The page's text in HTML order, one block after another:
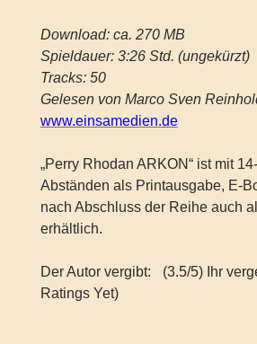
Download: ca. 270 MB
Spieldauer: 3:26 Std. (ungekürzt)
Tracks: 50
Gelesen von Marco Sven
www.einsamedien.de
„Perry Rhodan ARKON“ ist mit
Abständen als Printausgabe, E-
nach Abschluss der Reihe auch
erhältlich.
Der Autor vergibt: (3.5/5) Ihr
Ratings Yet)